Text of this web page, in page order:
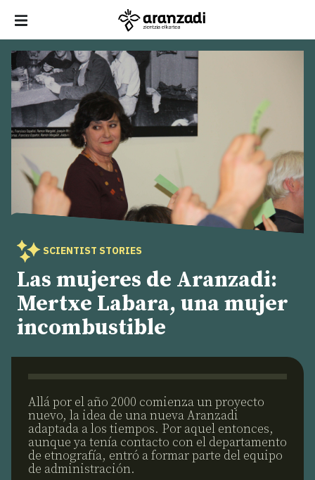
SCIENTIST STORIES
Las mujeres de Aranzadi:
Mertxe Labara, una mujer
incombustible
Allá por el año 2000 comienza un proyecto
nuevo, la idea de una nueva Aranzadi
adaptada a los tiempos. Por aquel entonces,
aunque ya tenía contacto con el departamento
de etnografía, entró a formar parte del equipo
de administración.